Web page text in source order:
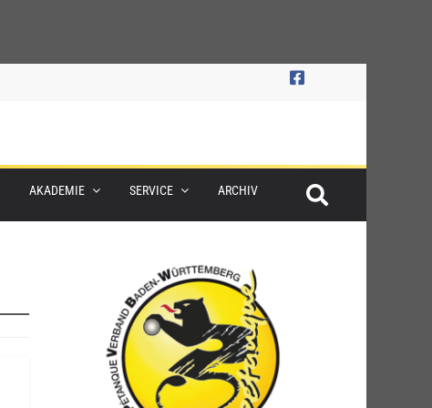
AKADEMIE SERVICE ARCHIV